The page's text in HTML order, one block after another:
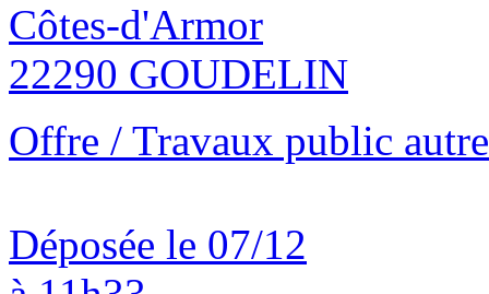
Côtes-d'Armor
22290 GOUDELIN
Offre / Travaux public autre
Déposée le 07/12